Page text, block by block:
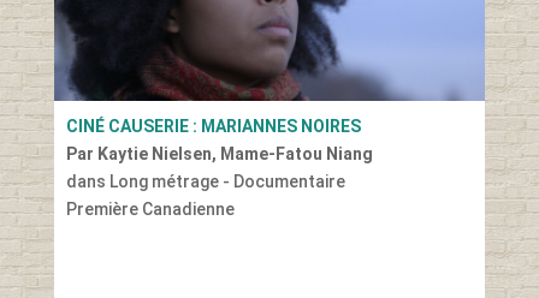
CINÉ CAUSERIE : MARIANNES NOIRES
Par Kaytie Nielsen, Mame-Fatou Niang
dans Long métrage - Documentaire
Première Canadienne